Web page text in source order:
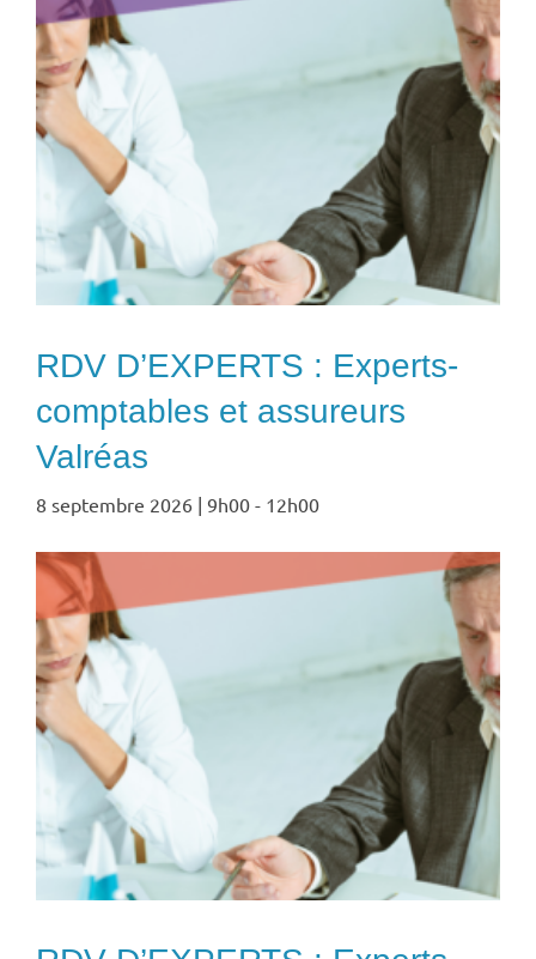
RDV D’EXPERTS : Experts-
comptables et assureurs
Valréas
8 septembre 2026 | 9h00 - 12h00